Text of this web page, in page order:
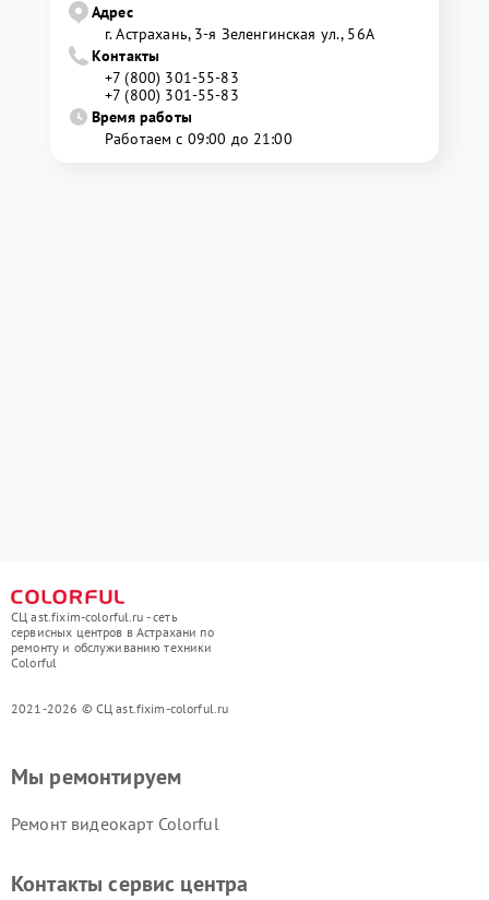
Адрес
г. Астрахань, 3-я Зеленгинская ул., 56А
Контакты
+7 (800) 301-55-83
+7 (800) 301-55-83
Время работы
Работаем с 09:00 до 21:00
СЦ ast.fixim-colorful.ru - сеть
сервисных центров в Астрахани по
ремонту и обслуживанию техники
Colorful
2021-2026 © СЦ ast.fixim-colorful.ru
Мы ремонтируем
Ремонт видеокарт Colorful
Контакты сервис центра